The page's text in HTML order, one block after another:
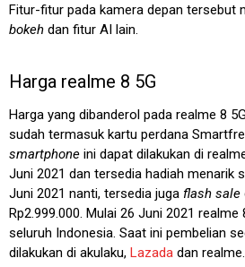
Fitur-fitur pada kamera depan tersebut
bokeh dan fitur AI lain.
Harga realme 8 5G
Harga yang dibanderol pada realme 8
sudah termasuk kartu perdana
smartphone ini dapat dilakukan di
Juni 2021 dan tersedia hadiah menarik
Juni 2021 nanti, tersedia juga flash sale
Rp2.999.000. Mulai 26 Juni 2021
seluruh Indonesia. Saat ini pembelian
dilakukan di akulaku, Lazada dan